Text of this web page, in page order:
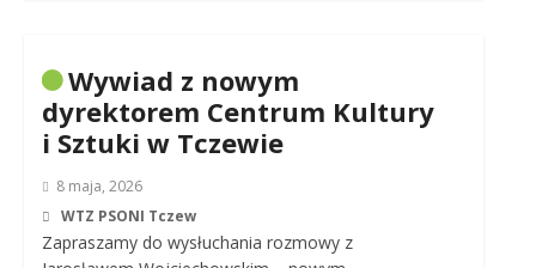
Wywiad z nowym
dyrektorem Centrum Kultury
i Sztuki w Tczewie
8 maja, 2026
WTZ PSONI Tczew
Zapraszamy do wysłuchania rozmowy z